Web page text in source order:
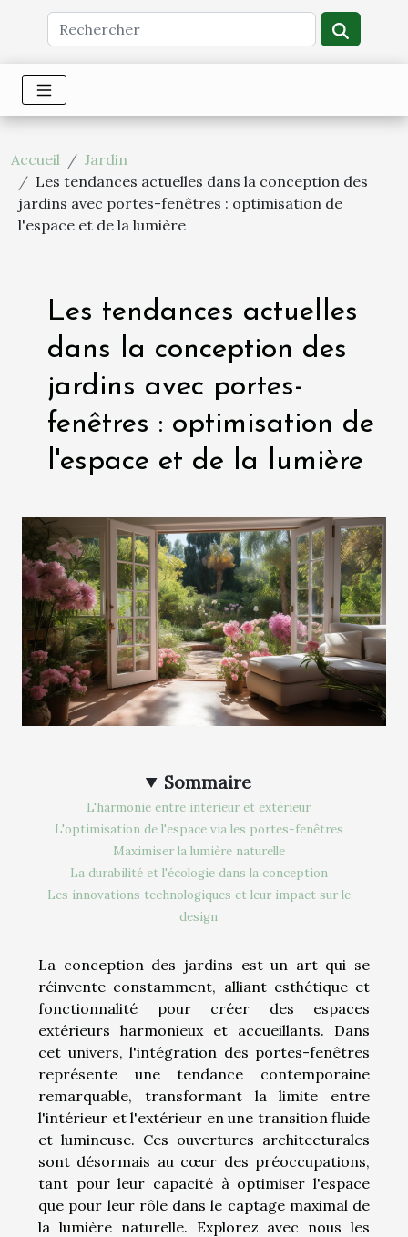
Accueil
Jardin
Les tendances actuelles dans la conception des
jardins avec portes-fenêtres : optimisation de
l'espace et de la lumière
Les tendances actuelles
dans la conception des
jardins avec portes-
fenêtres : optimisation de
l'espace et de la lumière
Sommaire
L'harmonie entre intérieur et extérieur
L'optimisation de l'espace via les portes-fenêtres
Maximiser la lumière naturelle
La durabilité et l'écologie dans la conception
Les innovations technologiques et leur impact sur le
design
La conception des jardins est un art qui se
réinvente constamment, alliant esthétique et
fonctionnalité pour créer des espaces
extérieurs harmonieux et accueillants. Dans
cet univers, l'intégration des portes-fenêtres
représente une tendance contemporaine
remarquable, transformant la limite entre
l'intérieur et l'extérieur en une transition fluide
et lumineuse. Ces ouvertures architecturales
sont désormais au cœur des préoccupations,
tant pour leur capacité à optimiser l'espace
que pour leur rôle dans le captage maximal de
la lumière naturelle. Explorez avec nous les